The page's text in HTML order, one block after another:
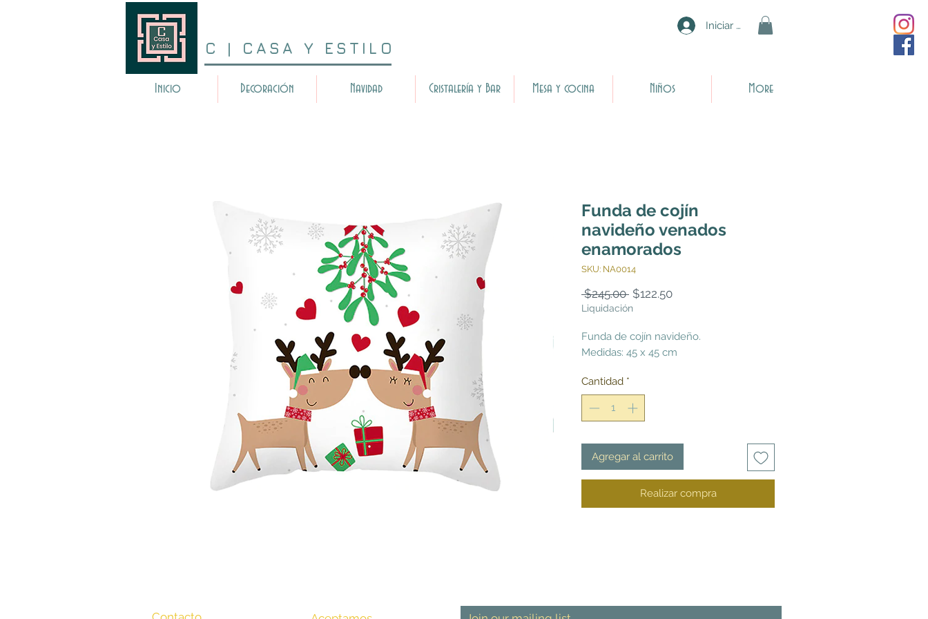
C | CASA Y ESTILO
Iniciar sesión
Inicio Decoración Navidad Cristalería y Bar Mesa y cocina Niños More
Funda de cojín
navideño venados
enamorados
SKU: NA0014
$245.00 Precio
$122.50Precio
Liquidación
Funda de cojín navideño.
Medidas: 45 x 45 cm
Cantidad *
Agregar al carrito
Realizar compra